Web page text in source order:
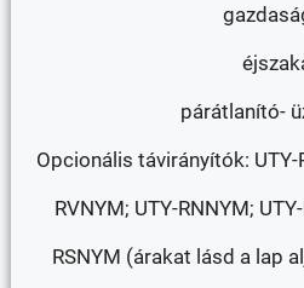
párátlanító-
Opcionális távirányítók: UTY-
RVNYM; UTY-RNNYM;
RSNYM (árakat lásd a lap